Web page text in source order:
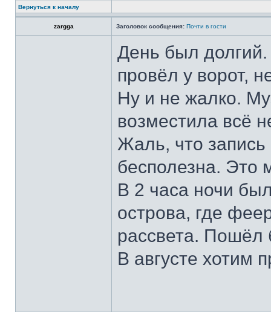
Вернуться к началу
zargga Заголовок сообщения: Почти в гости
День был
провёл у ворот,
Ну и не жалко.
возместила всё
Жаль, что
бесполезна. Это
В 2 часа ночи
острова, где
рассвета. Пошёл
В августе хотим